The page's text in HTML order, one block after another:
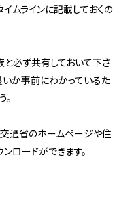
イムラインに記載しておくの
と必ず共有しておいて下さ
か事前にわかっているた
交通省のホームページや住
ロードができます。